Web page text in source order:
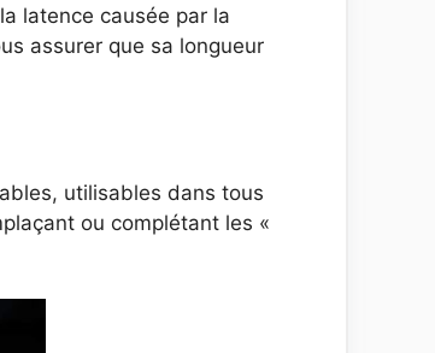
latence causée par la
assurer que sa longueur
utilisables dans tous
ou complétant les «